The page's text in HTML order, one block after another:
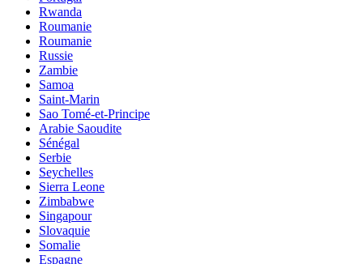
Rwanda
Roumanie
Roumanie
Russie
Zambie
Samoa
Saint-Marin
Sao Tomé-et-Principe
Arabie Saoudite
Sénégal
Serbie
Seychelles
Sierra Leone
Zimbabwe
Singapour
Slovaquie
Somalie
Espagne